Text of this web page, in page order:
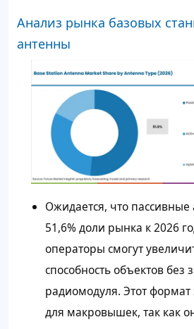
Анализ рынка базовых
антенны
Ожидается, что
51,6% доли рынка к 2026
операторы смогут
способность объектов
радиомодуля. Этот
для макровышек, так как